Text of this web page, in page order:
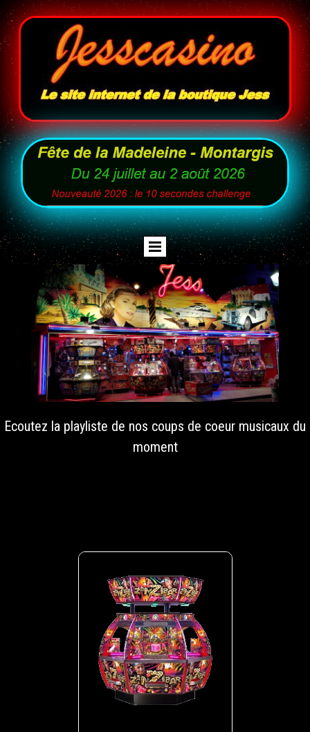
Ecoutez la playliste de nos coups de coeur musicaux du
moment